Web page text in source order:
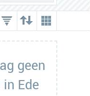
geen
Ede